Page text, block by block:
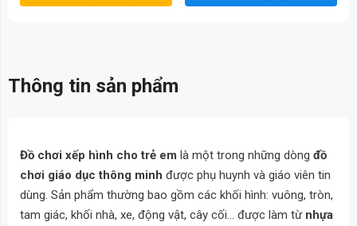
Thông tin sản phẩm
Đồ chơi xếp hình cho trẻ em là một trong những dòng đồ
chơi giáo dục thông minh được phụ huynh và giáo viên tin
dùng. Sản phẩm thường bao gồm các khối hình: vuông, tròn,
tam giác, khối nhà, xe, động vật, cây cối… được làm từ nhựa